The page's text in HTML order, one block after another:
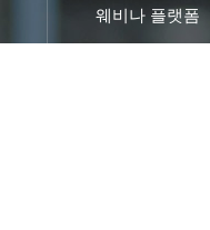
웨비나 플랫폼